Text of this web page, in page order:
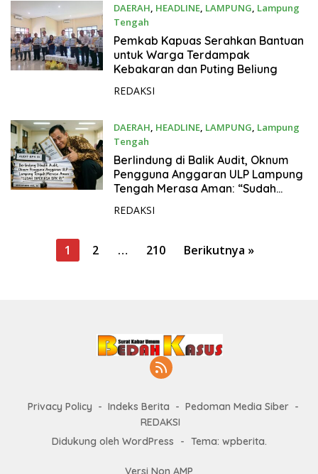
DAERAH HEADLINE, LAMPUNG Lampung
Tengah
24 Juni 2026
Pemkab Kapuas Serahkan Bantuan
untuk Warga Terdampak
Kebakaran dan Puting Beliung
REDAKSI
DAERAH HEADLINE, LAMPUNG Lampung
Tengah
24 Juni 2026
Berlindung di Balik Audit, Oknum
Pengguna Anggaran ULP Lampung
Tengah Merasa Aman: “Sudah
REDAKSI
1 2 … 210 Berikutnya »
Privacy Policy Indeks Berita
Pedoman Media Siber
REDAKSI
Didukung oleh WordPress
- Tema: wpberita.
Versi Non AMP